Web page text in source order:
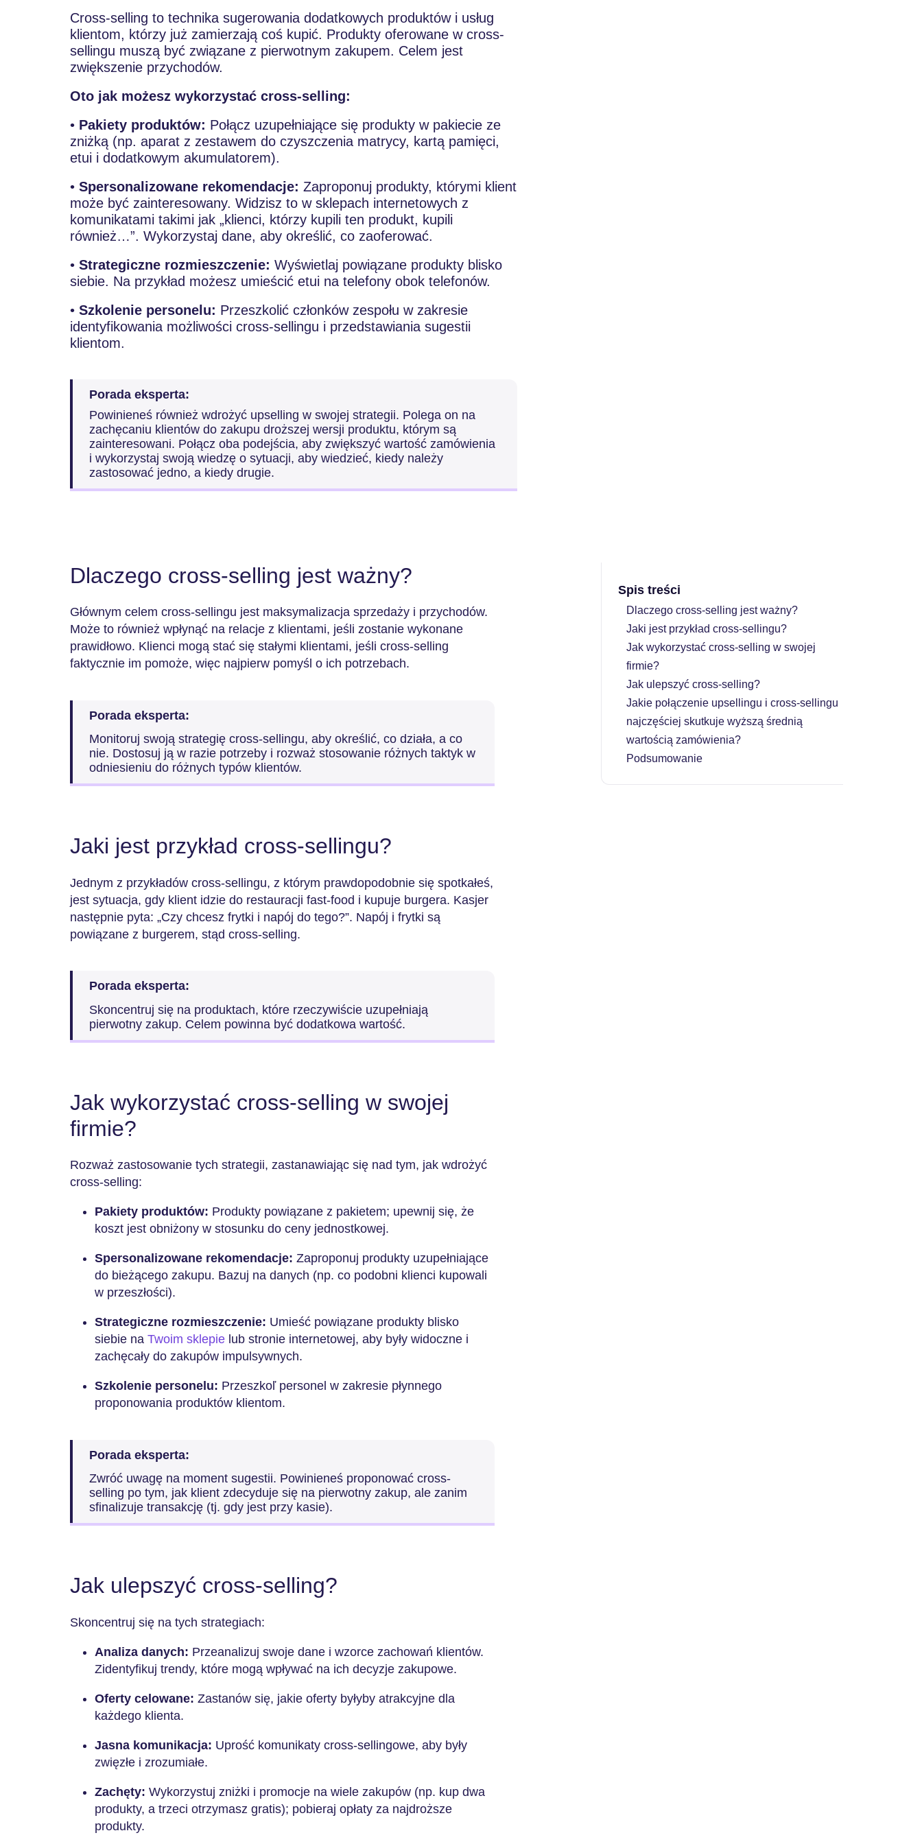
Cross-selling to technika sugerowania dodatkowych produktów i usług
klientom, którzy już zamierzają coś kupić. Produkty oferowane w cross-
sellingu muszą być związane z pierwotnym zakupem. Celem jest
zwiększenie przychodów.
Oto jak możesz wykorzystać cross-selling:
• Pakiety produktów: Połącz uzupełniające się produkty w pakiecie ze
zniżką (np. aparat z zestawem do czyszczenia matrycy, kartą pamięci,
etui i dodatkowym akumulatorem).
• Spersonalizowane rekomendacje: Zaproponuj produkty, którymi klient
może być zainteresowany. Widzisz to w sklepach internetowych z
komunikatami takimi jak „klienci, którzy kupili ten produkt, kupili
również…”. Wykorzystaj dane, aby określić, co zaoferować.
• Strategiczne rozmieszczenie: Wyświetlaj powiązane produkty blisko
siebie. Na przykład możesz umieścić etui na telefony obok telefonów.
• Szkolenie personelu: Przeszkolić członków zespołu w zakresie
identyfikowania możliwości cross-sellingu i przedstawiania sugestii
klientom.
Porada eksperta:
Powinieneś również wdrożyć upselling w swojej strategii. Polega on na
zachęcaniu klientów do zakupu droższej wersji produktu, którym są
zainteresowani. Połącz oba podejścia, aby zwiększyć wartość zamówienia
i wykorzystaj swoją wiedzę o sytuacji, aby wiedzieć, kiedy należy
zastosować jedno, a kiedy drugie.
Dlaczego cross-selling jest ważny?
Głównym celem cross-sellingu jest maksymalizacja sprzedaży i przychodów.
Może to również wpłynąć na relacje z klientami, jeśli zostanie wykonane
prawidłowo. Klienci mogą stać się stałymi klientami, jeśli cross-selling
faktycznie im pomoże, więc najpierw pomyśl o ich potrzebach.
Porada eksperta:
Monitoruj swoją strategię cross-sellingu, aby określić, co działa, a co
nie. Dostosuj ją w razie potrzeby i rozważ stosowanie różnych taktyk w
odniesieniu do różnych typów klientów.
Jaki jest przykład cross-sellingu?
Jednym z przykładów cross-sellingu, z którym prawdopodobnie się spotkałeś,
jest sytuacja, gdy klient idzie do restauracji fast-food i kupuje burgera. Kasjer
następnie pyta: „Czy chcesz frytki i napój do tego?”. Napój i frytki są
powiązane z burgerem, stąd cross-selling.
Porada eksperta:
Skoncentruj się na produktach, które rzeczywiście uzupełniają
pierwotny zakup. Celem powinna być dodatkowa wartość.
Jak wykorzystać cross-selling w swojej
firmie?
Rozważ zastosowanie tych strategii, zastanawiając się nad tym, jak wdrożyć
cross-selling:
Pakiety produktów: Produkty powiązane z pakietem; upewnij się, że
koszt jest obniżony w stosunku do ceny jednostkowej.
Spersonalizowane rekomendacje: Zaproponuj produkty uzupełniające
do bieżącego zakupu. Bazuj na danych (np. co podobni klienci kupowali
w przeszłości).
Strategiczne rozmieszczenie: Umieść powiązane produkty blisko
siebie na Twoim sklepie lub stronie internetowej, aby były widoczne i
zachęcały do zakupów impulsywnych.
Szkolenie personelu: Przeszkoľ personel w zakresie płynnego
proponowania produktów klientom.
Porada eksperta:
Zwróć uwagę na moment sugestii. Powinieneś proponować cross-
selling po tym, jak klient zdecyduje się na pierwotny zakup, ale zanim
sfinalizuje transakcję (tj. gdy jest przy kasie).
Jak ulepszyć cross-selling?
Skoncentruj się na tych strategiach:
Analiza danych: Przeanalizuj swoje dane i wzorce zachowań klientów.
Zidentyfikuj trendy, które mogą wpływać na ich decyzje zakupowe.
Oferty celowane: Zastanów się, jakie oferty byłyby atrakcyjne dla
każdego klienta.
Jasna komunikacja: Uprość komunikaty cross-sellingowe, aby były
zwięzłe i zrozumiałe.
Zachęty: Wykorzystuj zniżki i promocje na wiele zakupów (np. kup dwa
produkty, a trzeci otrzymasz gratis); pobieraj opłaty za najdroższe
produkty.
Spis treści
Dlaczego cross-selling jest ważny?
Jaki jest przykład cross-sellingu?
Jak wykorzystać cross-selling w swojej
firmie?
Jak ulepszyć cross-selling?
Jakie połączenie upsellingu i cross-sellingu
najczęściej skutkuje wyższą średnią
wartością zamówienia?
Podsumowanie